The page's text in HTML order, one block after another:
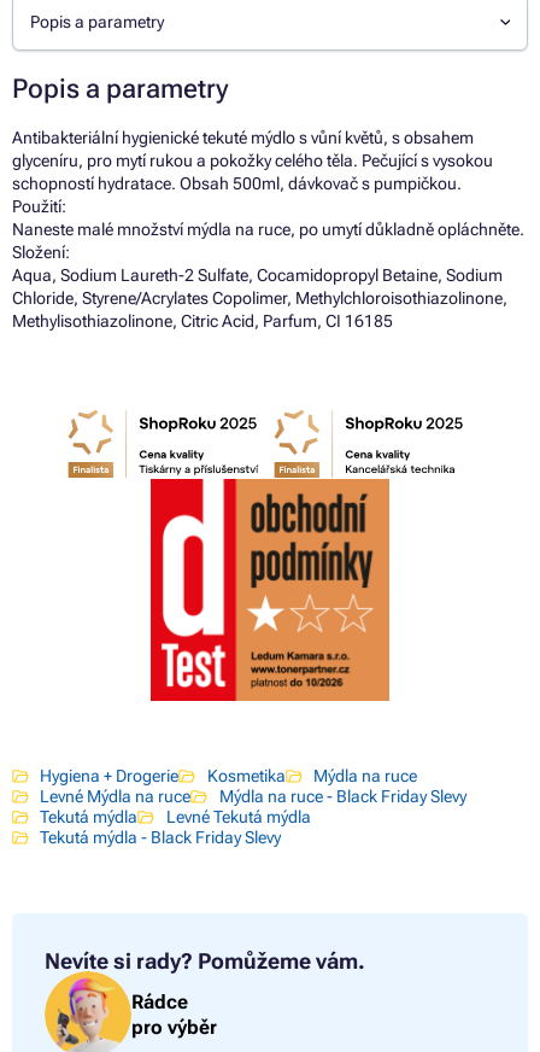
Popis a parametry
Popis a parametry
Antibakteriální hygienické tekuté mýdlo s vůní květů, s obsahem
glyceníru, pro mytí rukou a pokožky celého těla. Pečující s vysokou
schopností hydratace. Obsah 500ml, dávkovač s pumpičkou.
Použití:
Naneste malé množství mýdla na ruce, po umytí důkladně opláchněte.
Složení:
Aqua, Sodium Laureth-2 Sulfate, Cocamidopropyl Betaine, Sodium
Chloride, Styrene/Acrylates Copolimer, Methylchloroisothiazolinone,
Methylisothiazolinone, Citric Acid, Parfum, CI 16185
Hygiena + Drogerie Kosmetika
Mýdla na ruce
Levné Mýdla na ruce
Mýdla na ruce - Black Friday Slevy
Tekutá mýdla
Levné Tekutá mýdla
Tekutá mýdla - Black Friday Slevy
Nevíte si rady? Pomůžeme vám.
Rádce
pro výběr